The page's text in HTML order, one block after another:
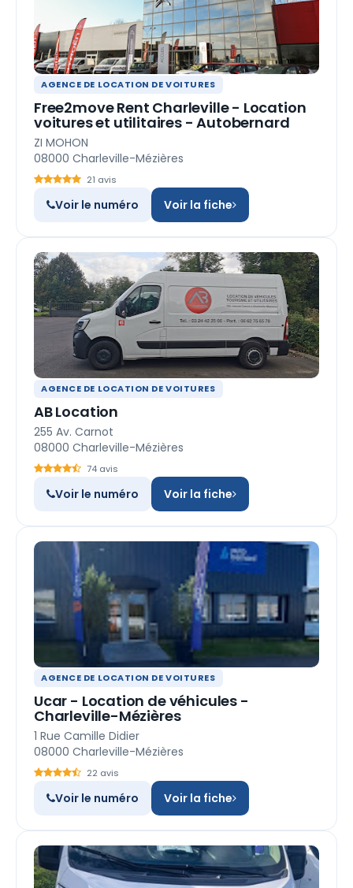
AGENCE DE LOCATION DE VOITURES
Free2move Rent Charleville - Location
voitures et utilitaires - Autobernard
ZI MOHON
08000 Charleville-Mézières
21 avis
Voir le numéro Voir la fiche
AGENCE DE LOCATION DE VOITURES
AB Location
255 Av. Carnot
08000 Charleville-Mézières
74 avis
Voir le numéro Voir la fiche
AGENCE DE LOCATION DE VOITURES
Ucar - Location de véhicules -
Charleville-Mézières
1 Rue Camille Didier
08000 Charleville-Mézières
22 avis
Voir le numéro Voir la fiche